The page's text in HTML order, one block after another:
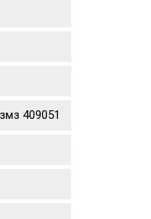
409051